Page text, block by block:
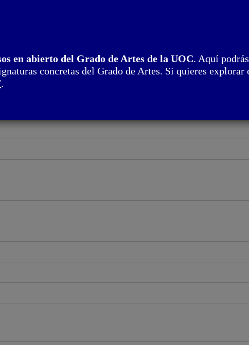
en abierto del Grado de Artes de la UOC. Aquí
concretas del Grado de Artes. Si quieres explorar
.